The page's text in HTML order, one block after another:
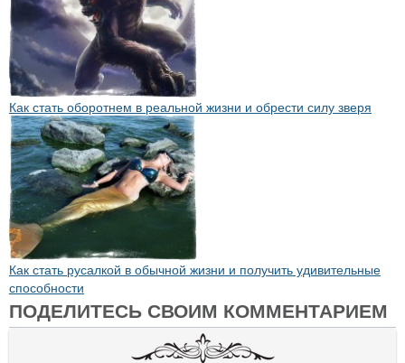
Как стать оборотнем в реальной жизни и обрести силу зверя
Как стать русалкой в обычной жизни и получить удивительные
способности
ПОДЕЛИТЕСЬ СВОИМ КОММЕНТАРИЕМ